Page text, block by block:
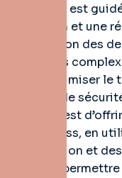
réalisons est
précision et une
l’extraction des
osseuses
pour minimiser
normes de
objectif est
sans stress, en
de sédation et
de vous